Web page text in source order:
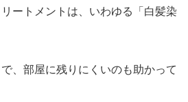
ートメントは、いわゆる「白髪染
、部屋に残りにくいのも助かって